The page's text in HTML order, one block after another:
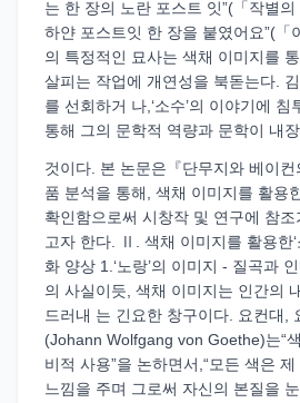
는 한 장의 노란 포스트 잇”(「작별
하얀 포스트잇 한 장을 붙였어요”(「
의 특정적인 묘사는 색채 이미지를 통
살피는 작업에 개연성을 북돋는다. 김
를 선회하거 나,‘소수’의 이야기에 침
통해 그의 문학적 역량과 문학이 내
것이다. 본 논문은『단무지와 베이
품 분석을 통해, 색채 이미지를 활용
확인함으로써 시창작 및 연구에 참
고자 한다. Ⅱ. 색채 이미지를 활용한
화 양상 1.‘노랑’의 이미지 - 질곡과
의 사실이듯, 색채 이미지는 인간의
드러내 는 긴요한 창구이다. 요컨대,
(Johann Wolfgang von Goethe)는“
비적 사용”을 논하면서,“모든 색은
느낌을 주며 그로써 자신의 본질을